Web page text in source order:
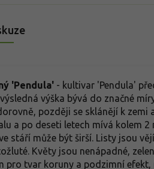
'Pendula' - kultivar 'Pendula'
výška bývá do značné
později se sklánějí k zemi
a po deseti letech mívá kolem
stáří může být širší. Listy jsou
Květy jsou nenápadné,
pro tvar koruny a podzimní